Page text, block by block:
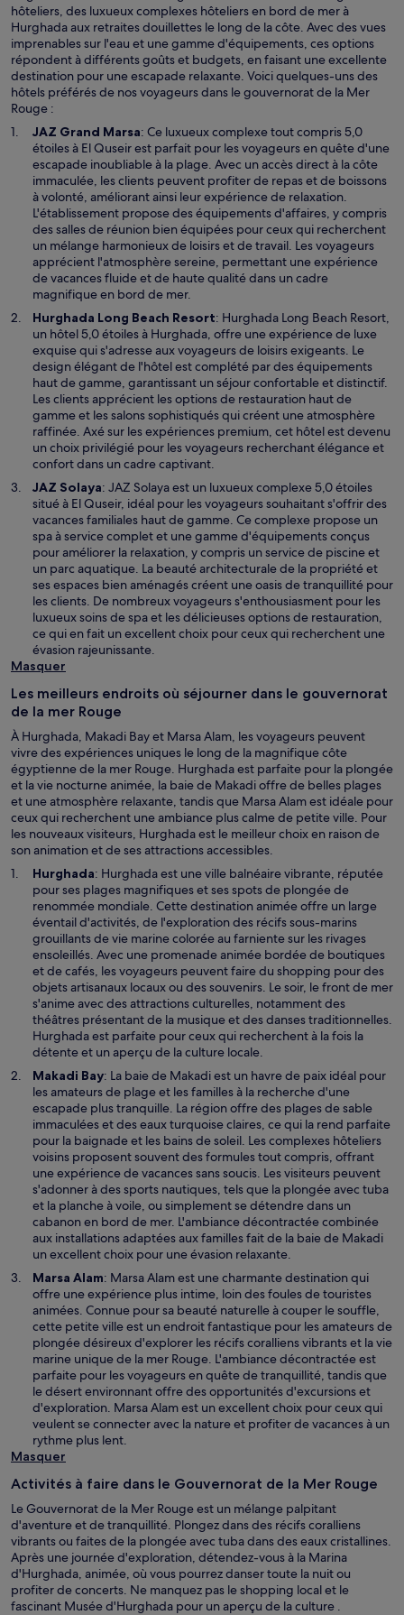
hôteliers, des luxueux complexes hôteliers en bord de mer à
Hurghada aux retraites douillettes le long de la côte. Avec des vues
imprenables sur l'eau et une gamme d'équipements, ces options
répondent à différents goûts et budgets, en faisant une excellente
destination pour une escapade relaxante. Voici quelques-uns des
hôtels préférés de nos voyageurs dans le gouvernorat de la Mer
Rouge :
JAZ Grand Marsa: Ce luxueux complexe tout compris 5,0
étoiles à El Quseir est parfait pour les voyageurs en quête d'une
escapade inoubliable à la plage. Avec un accès direct à la côte
immaculée, les clients peuvent profiter de repas et de boissons
à volonté, améliorant ainsi leur expérience de relaxation.
L'établissement propose des équipements d'affaires, y compris
des salles de réunion bien équipées pour ceux qui recherchent
un mélange harmonieux de loisirs et de travail. Les voyageurs
apprécient l'atmosphère sereine, permettant une expérience
de vacances fluide et de haute qualité dans un cadre
magnifique en bord de mer.
Hurghada Long Beach Resort: Hurghada Long Beach Resort,
un hôtel 5,0 étoiles à Hurghada, offre une expérience de luxe
exquise qui s'adresse aux voyageurs de loisirs exigeants. Le
design élégant de l'hôtel est complété par des équipements
haut de gamme, garantissant un séjour confortable et distinctif.
Les clients apprécient les options de restauration haut de
gamme et les salons sophistiqués qui créent une atmosphère
raffinée. Axé sur les expériences premium, cet hôtel est devenu
un choix privilégié pour les voyageurs recherchant élégance et
confort dans un cadre captivant.
JAZ Solaya: JAZ Solaya est un luxueux complexe 5,0 étoiles
situé à El Quseir, idéal pour les voyageurs souhaitant s'offrir des
vacances familiales haut de gamme. Ce complexe propose un
spa à service complet et une gamme d'équipements conçus
pour améliorer la relaxation, y compris un service de piscine et
un parc aquatique. La beauté architecturale de la propriété et
ses espaces bien aménagés créent une oasis de tranquillité pour
les clients. De nombreux voyageurs s'enthousiasment pour les
luxueux soins de spa et les délicieuses options de restauration,
ce qui en fait un excellent choix pour ceux qui recherchent une
évasion rajeunissante.
Masquer
Les meilleurs endroits où séjourner dans le gouvernorat
de la mer Rouge
À Hurghada, Makadi Bay et Marsa Alam, les voyageurs peuvent
vivre des expériences uniques le long de la magnifique côte
égyptienne de la mer Rouge. Hurghada est parfaite pour la plongée
et la vie nocturne animée, la baie de Makadi offre de belles plages
et une atmosphère relaxante, tandis que Marsa Alam est idéale pour
ceux qui recherchent une ambiance plus calme de petite ville. Pour
les nouveaux visiteurs, Hurghada est le meilleur choix en raison de
son animation et de ses attractions accessibles.
Hurghada: Hurghada est une ville balnéaire vibrante, réputée
pour ses plages magnifiques et ses spots de plongée de
renommée mondiale. Cette destination animée offre un large
éventail d'activités, de l'exploration des récifs sous-marins
grouillants de vie marine colorée au farniente sur les rivages
ensoleillés. Avec une promenade animée bordée de boutiques
et de cafés, les voyageurs peuvent faire du shopping pour des
objets artisanaux locaux ou des souvenirs. Le soir, le front de mer
s'anime avec des attractions culturelles, notamment des
théâtres présentant de la musique et des danses traditionnelles.
Hurghada est parfaite pour ceux qui recherchent à la fois la
détente et un aperçu de la culture locale.
Makadi Bay: La baie de Makadi est un havre de paix idéal pour
les amateurs de plage et les familles à la recherche d'une
escapade plus tranquille. La région offre des plages de sable
immaculées et des eaux turquoise claires, ce qui la rend parfaite
pour la baignade et les bains de soleil. Les complexes hôteliers
voisins proposent souvent des formules tout compris, offrant
une expérience de vacances sans soucis. Les visiteurs peuvent
s'adonner à des sports nautiques, tels que la plongée avec tuba
et la planche à voile, ou simplement se détendre dans un
cabanon en bord de mer. L'ambiance décontractée combinée
aux installations adaptées aux familles fait de la baie de Makadi
un excellent choix pour une évasion relaxante.
Marsa Alam: Marsa Alam est une charmante destination qui
offre une expérience plus intime, loin des foules de touristes
animées. Connue pour sa beauté naturelle à couper le souffle,
cette petite ville est un endroit fantastique pour les amateurs de
plongée désireux d'explorer les récifs coralliens vibrants et la vie
marine unique de la mer Rouge. L'ambiance décontractée est
parfaite pour les voyageurs en quête de tranquillité, tandis que
le désert environnant offre des opportunités d'excursions et
d'exploration. Marsa Alam est un excellent choix pour ceux qui
veulent se connecter avec la nature et profiter de vacances à un
rythme plus lent.
Masquer
Activités à faire dans le Gouvernorat de la Mer Rouge
Le Gouvernorat de la Mer Rouge est un mélange palpitant
d'aventure et de tranquillité. Plongez dans des récifs coralliens
vibrants ou faites de la plongée avec tuba dans des eaux cristallines.
Après une journée d'exploration, détendez-vous à la Marina
d'Hurghada, animée, où vous pourrez danser toute la nuit ou
profiter de concerts. Ne manquez pas le shopping local et le
fascinant Musée d'Hurghada pour un aperçu de la culture .